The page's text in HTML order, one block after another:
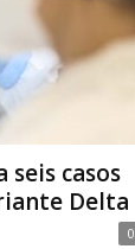
seis casos
Delta
0